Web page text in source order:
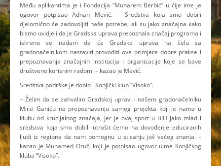
Među aplikantima je i Fondacija “Muharem Berbić” u čije ime je
ugovor potpisao Adnan Mević. – Sredstva koja smo dobili
djelomično će zadovoljiti naše potrebe, ali su jako značajna kako
bismo uvidjeli da je Gradska uprava prepoznala značaj programa i
iskreno se nadam da će Gradska uprava na čelu sa
gradonačelnikom nastaviti provoditi ove primjere dobre prakse i
prepoznavanja značajnih institucija i organizacije koje se bave
društveno korisnim radom. – kazao je Mević.
Sredstva podrške je dobio i Konjički klub “Visoko”.
– Želim da se zahvalim Gradskoj upravi i našem gradonačelniku
Mirzi Ganiću na prepoznavanju samog projekta koji je nama u
klubu od krucijalnog značaja, jer je ovaj sport u BiH jako mlad i
sredstva koja smo dobili utrošit ćemo na dovođenje educiranih
ljudi iz regiona da nam pomognu u sticanju još većeg znanja. –
kazao je Muhamed Oruč, koji je potpisao ugovor uime Konjičkog
kluba “Visoko”.